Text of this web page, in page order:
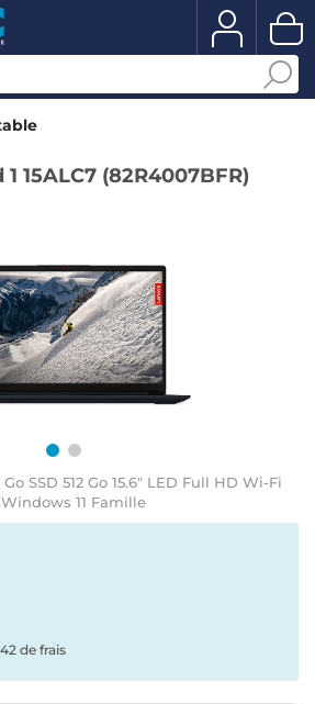
15ALC7 (82R4007BFR)
SSD 512 Go 15.6" LED Full HD Wi-Fi
11 Famille
de frais